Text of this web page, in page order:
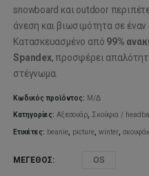
snowboard και outdoor
άνεση και βιωσιμότητα σε
Κατασκευασμένο από 99%
Spandex, προσφέρει
στέγνωμα.
Κωδικός προϊόντος: Μ/Δ
Κατηγορίες:Αξεσουάρ, Σκούφια /
Ετικέτες: beanie, picture,winter,
ΜΈΓΕΘΟΣ OS